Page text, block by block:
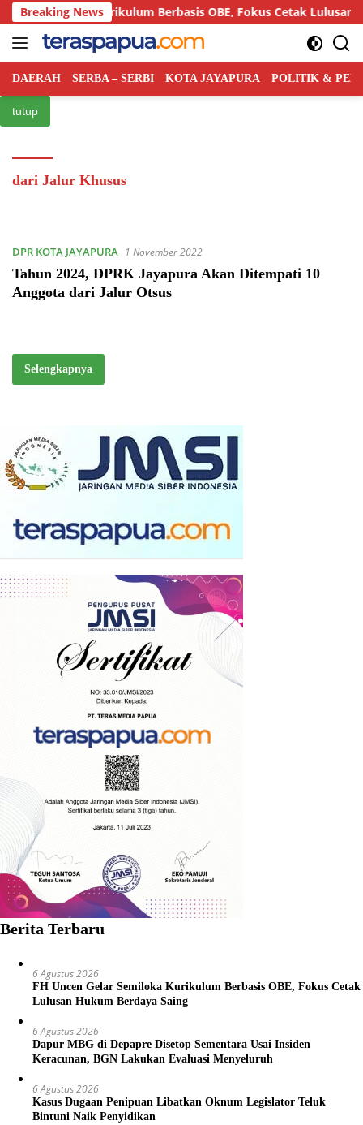
Langsung
ke
konten
Breaking News
Semiloka Kurikulum Berbasis OBE, Fokus Cetak Lulusan
DAERAH SERBA – SERBI KOTA JAYAPURA POLITIK &
tutup
dari Jalur Khusus
DPR KOTA JAYAPURA 1 November 2022
Tahun 2024, DPRK Jayapura Akan Ditempati 10
Anggota dari Jalur Otsus
Selengkapnya
Berita Terbaru
6 Agustus 2026
FH Uncen Gelar Semiloka Kurikulum Berbasis OBE, Fokus Cetak
Lulusan Hukum Berdaya Saing
6 Agustus 2026
Dapur MBG di Depapre Disetop Sementara Usai Insiden
Keracunan, BGN Lakukan Evaluasi Menyeluruh
6 Agustus 2026
Kasus Dugaan Penipuan Libatkan Oknum Legislator Teluk
Bintuni Naik Penyidikan